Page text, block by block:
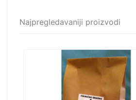
Najpregledavaniji proizvodi